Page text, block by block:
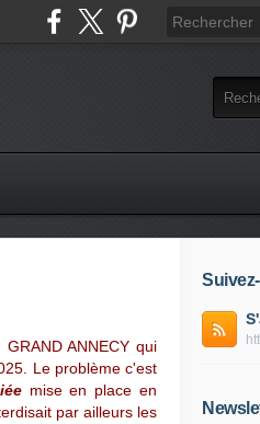
ANNECY qui
Le problème c'est
mise en place en
par ailleurs les